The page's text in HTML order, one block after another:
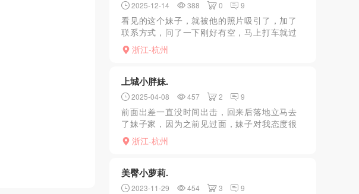
2025-12-14 388 0 9
看见的这个妹子，就被他的照片吸引了，加了
联系方式，问了一下刚好有空，马上打车就过
去了，地方很好找，新小区，到地方了遥控上
楼，一进门就被妹子的两个大灯吸引了，忍不
浙江-杭州
上城小胖妹.
2025-04-08 457 2 9
前面出差一直没时间出击，回来后落地立马去
了妹子家，因为之前见过面，妹子对我态度很
好，接受调教，十分乖巧听话，主动舌吻和六
九，经过一段时间洗礼，她变得很开朗，说很
浙江-杭州
美臀小萝莉.
2023-11-29 454 3 9